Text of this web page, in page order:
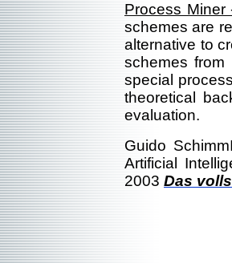
Process Miner
schemes are
alternative to
schemes
special
theoretical
evaluation.
Guido
Artificial
2003 Das